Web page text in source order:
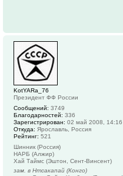
KotYARa_76
Президент ФФ России
Сообщений: 3749
Благодарностей: 336
Зарегистрирован: 02 май 2008, 14:16
Откуда: Ярославль, Россия
Рейтинг: 521
Шинник (Россия)
НАРБ (Алжир)
Хай Таймс (Эштон, Сент-Винсент)
зам. в Нтсакапай (Конго)